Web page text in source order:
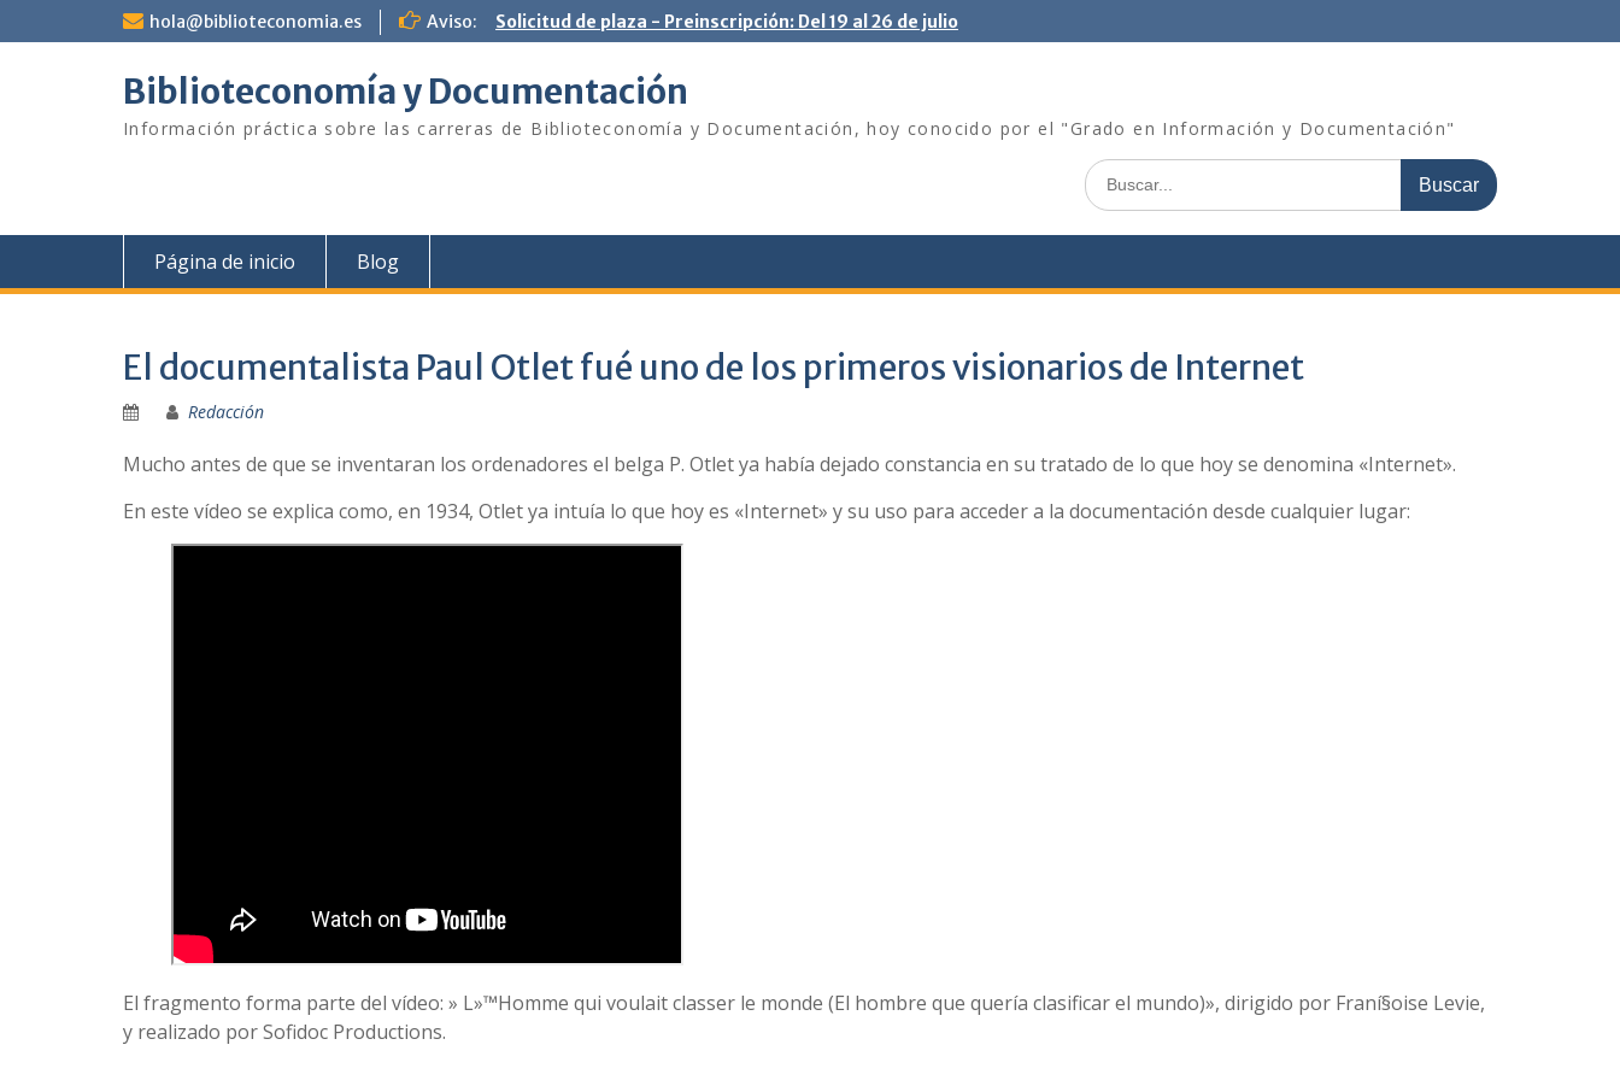
al
hola@biblioteconomia.es Aviso: Solicitud de plaza - Preinscripción: Del 19 al 26 de julio
Biblioteconomía y Documentación
Información práctica sobre las carreras de Biblioteconomía y Documentación, hoy conocido por el "Grado en Información y Documentación"
Buscar:
Página de inicio Blog
El documentalista Paul Otlet fué uno de los primeros visionarios de Internet
Redacción
Mucho antes de que se inventaran los ordenadores el belga P. Otlet ya habí­a dejado constancia en su tratado de lo que hoy se denomina «Internet».
En este ví­deo se explica como, en 1934, Otlet ya intuí­a lo que hoy es «Internet» y su uso para acceder a la documentación desde cualquier lugar:
El fragmento forma parte del ví­deo: » L»™Homme qui voulait classer le monde (El hombre que querí­a clasificar el mundo)», dirigido por Franí§oise Levie,
y realizado por Sofidoc Productions.